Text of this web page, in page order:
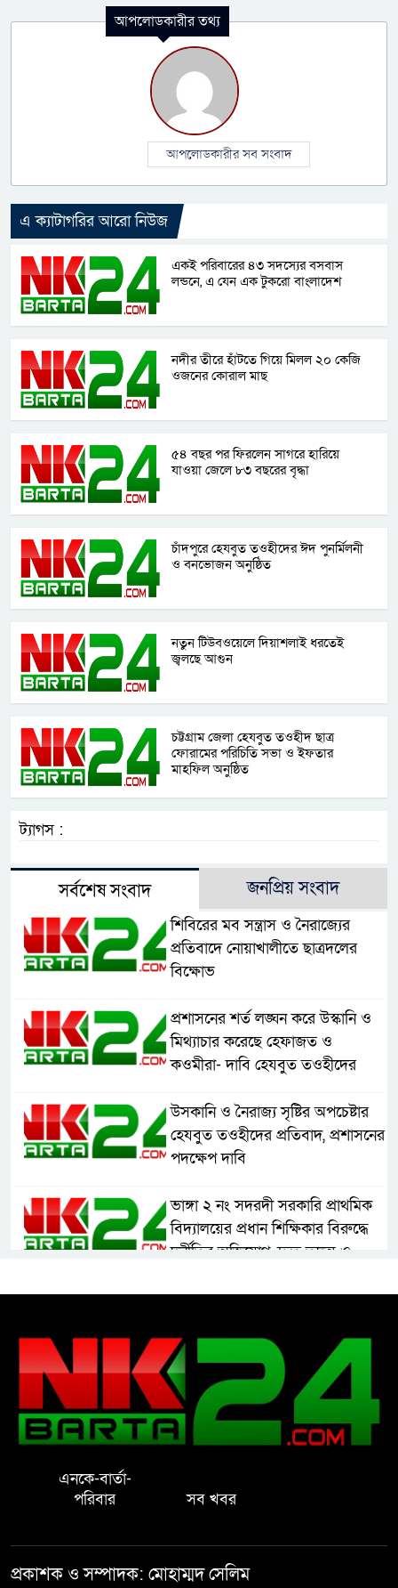
আপলোডকারীর তথ্য
আপলোডকারীর সব সংবাদ
এ ক্যাটাগরির আরো নিউজ
একই পরিবারের ৪৩ সদস্যের বসবাস
লন্ডনে, এ যেন এক টুকরো বাংলাদেশ
নদীর তীরে হাঁটতে গিয়ে মিলল ২০ কেজি
ওজনের কোরাল মাছ
৫৪ বছর পর ফিরলেন সাগরে হারিয়ে
যাওয়া জেলে ৮৩ বছরের বৃদ্ধা
চাঁদপুরে হেযবুত তওহীদের ঈদ পুনর্মিলনী
ও বনভোজন অনুষ্ঠিত
নতুন টিউবওয়েলে দিয়াশলাই ধরতেই
জ্বলছে আগুন
চট্টগ্রাম জেলা হেযবুত তওহীদ ছাত্র
ফোরামের পরিচিতি সভা ও ইফতার
মাহফিল অনুষ্ঠিত
ট্যাগস :
সর্বশেষ সংবাদ জনপ্রিয় সংবাদ
শিবিরের মব সন্ত্রাস ও নৈরাজ্যের
প্রতিবাদে নোয়াখালীতে ছাত্রদলের
বিক্ষোভ
প্রশাসনের শর্ত লঙ্ঘন করে উস্কানি ও
মিথ্যাচার করেছে হেফাজত ও
কওমীরা- দাবি হেযবুত তওহীদের
উসকানি ও নৈরাজ্য সৃষ্টির অপচেষ্টার
হেযবুত তওহীদের প্রতিবাদ, প্রশাসনের
পদক্ষেপ দাবি
ভাঙ্গা ২ নং সদরদী সরকারি প্রাথমিক
বিদ্যালয়ের প্রধান শিক্ষিকার বিরুদ্ধে
দুর্নীতির অভিযোগ, দ্রুত তদন্ত ও
সেলিম
নোয়াখালীতে ইসলামী মহা-সমাবেশ
সফল করতে মতবিনিময় সভা
হাতে ধর্ষণের শিকার স্কুলছাত্রী
গভীর রাতে চাচীর ঘরে ভাতিজা,
পুরুষাঙ্গ কেটে উধাও চাচী
এনকে-বার্তা-
পরিবার
সব খবর
প্রকাশক ও সম্পাদক: মোহাম্মদ সেলিম